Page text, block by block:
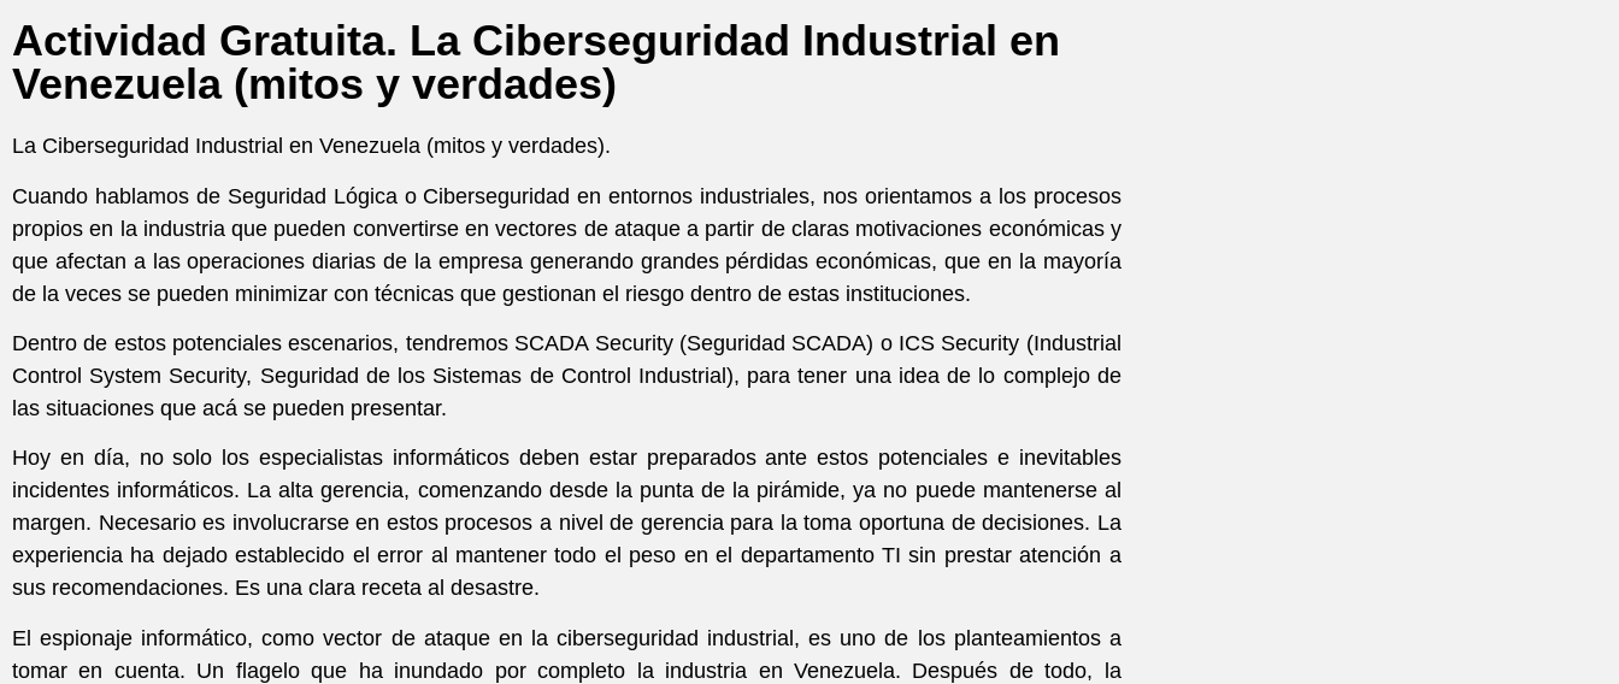
Actividad Gratuita. La Ciberseguridad Industrial en
Venezuela (mitos y verdades)
La Ciberseguridad Industrial en Venezuela (mitos y verdades).
Cuando hablamos de Seguridad Lógica o Ciberseguridad en entornos industriales, nos orientamos a los procesos
propios en la industria que pueden convertirse en vectores de ataque a partir de claras motivaciones económicas y
que afectan a las operaciones diarias de la empresa generando grandes pérdidas económicas, que en la mayoría
de la veces se pueden minimizar con técnicas que gestionan el riesgo dentro de estas instituciones.
Dentro de estos potenciales escenarios, tendremos SCADA Security (Seguridad SCADA) o ICS Security (Industrial
Control System Security, Seguridad de los Sistemas de Control Industrial), para tener una idea de lo complejo de
las situaciones que acá se pueden presentar.
Hoy en día, no solo los especialistas informáticos deben estar preparados ante estos potenciales e inevitables
incidentes informáticos. La alta gerencia, comenzando desde la punta de la pirámide, ya no puede mantenerse al
margen. Necesario es involucrarse en estos procesos a nivel de gerencia para la toma oportuna de decisiones. La
experiencia ha dejado establecido el error al mantener todo el peso en el departamento TI sin prestar atención a
sus recomendaciones. Es una clara receta al desastre.
El espionaje informático, como vector de ataque en la ciberseguridad industrial, es uno de los planteamientos a
tomar en cuenta. Un flagelo que ha inundado por completo la industria en Venezuela. Después de todo, la